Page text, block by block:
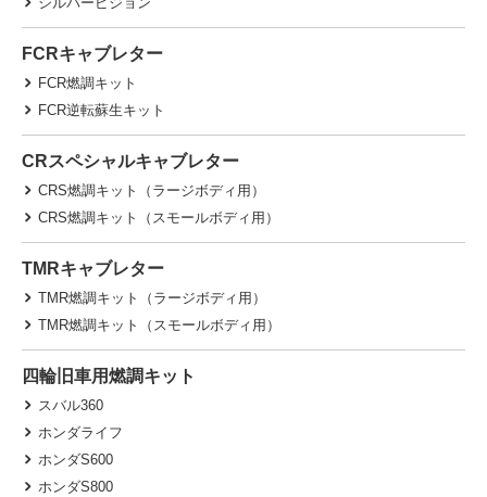
FCRキャブレター
FCR燃調キット
FCR逆転蘇生キット
CRスペシャルキャブレター
CRS燃調キット（ラージボディ用）
CRS燃調キット（スモールボディ用）
TMRキャブレター
TMR燃調キット（ラージボディ用）
TMR燃調キット（スモールボディ用）
四輪旧車用燃調キット
スバル360
ホンダライフ
ホンダS600
ホンダS800